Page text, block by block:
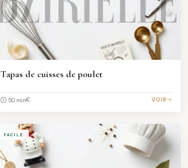
Tapas de cuisses de poulet
50 min€ VOIR
FACILE